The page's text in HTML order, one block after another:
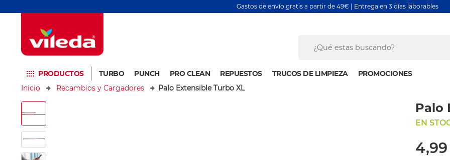
Gastos de envío gratis a partir de 49€ | Entrega en 3 días laborables
PRODUCTOS TURBO PUNCH PRO CLEAN REPUESTOS TRUCOS DE LIMPIEZA
PROMOCIONES
Inicio
Recambios y Cargadores Palo Extensible Turbo XL
Palo
EN